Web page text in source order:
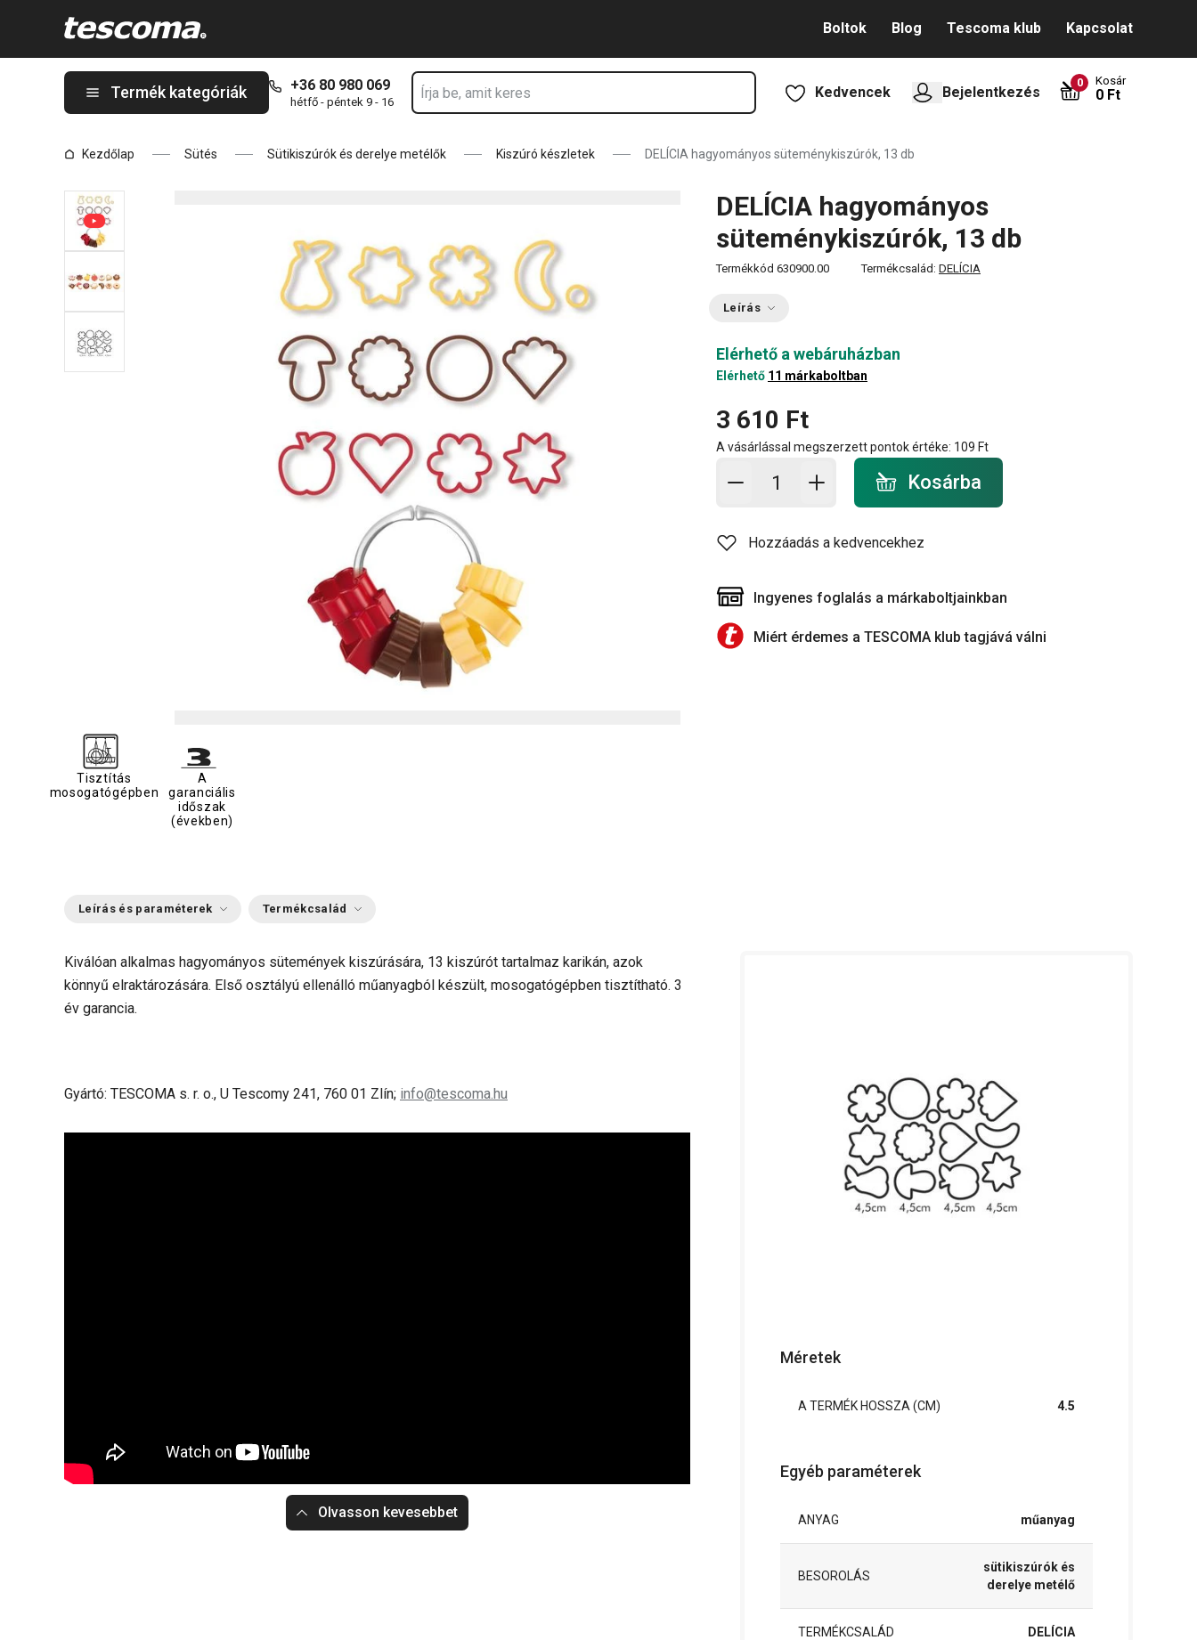
Boltok Blog Tescoma klub Kapcsolat
Termék kategóriák +36 80 980 069
hétfő - péntek 9 - 16
Kedvencek Bejelentkezés
0 Kosár
0 Ft
Kezdőlap Sütés Sütikiszúrók és derelye metélők Kiszúró készletek DELÍCIA hagyományos süteménykiszúrók, 13 db
DELÍCIA hagyományos
süteménykiszúrók, 13 db
Termékkód 630900.00 Termékcsalád: DELÍCIA
Leírás
Elérhető a webáruházban
Elérhető 11 márkaboltban
3 610 Ft
A vásárlással megszerzett pontok értéke: 109 Ft
Kosárba - mennyiség
Kosárba
Hozzáadás a kedvencekhez
Ingyenes foglalás a márkaboltjainkban
Miért érdemes a TESCOMA klub tagjává válni
Tisztítás
mosogatógépben
A
garanciális
időszak
(években)
Leírás és paraméterek Termékcsalád
Kiválóan alkalmas hagyományos sütemények kiszúrására, 13 kiszúrót tartalmaz karikán, azok
könnyű elraktározására. Első osztályú ellenálló műanyagból készült, mosogatógépben tisztítható. 3
év garancia.
Gyártó: TESCOMA s. r. o., U Tescomy 241, 760 01 Zlín; info@tescoma.hu
Olvasson kevesebbet
Méretek
A TERMÉK HOSSZA (CM) 4.5
Egyéb paraméterek
ANYAG műanyag
BESOROLÁS
sütikiszúrók és
derelye metélő
TERMÉKCSALÁD DELÍCIA